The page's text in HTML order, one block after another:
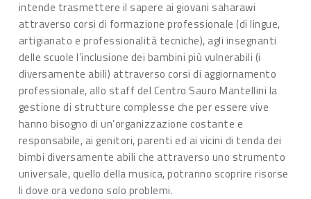
intende trasmettere il sapere ai giovani saharawi
attraverso corsi di formazione professionale (di lingue,
artigianato e professionalità tecniche), agli insegnanti
delle scuole l’inclusione dei bambini più vulnerabili (i
diversamente abili) attraverso corsi di aggiornamento
professionale, allo staff del Centro Sauro Mantellini la
gestione di strutture complesse che per essere vive
hanno bisogno di un’organizzazione costante e
responsabile, ai genitori, parenti ed ai vicini di tenda dei
bimbi diversamente abili che attraverso uno strumento
universale, quello della musica, potranno scoprire risorse
li dove ora vedono solo problemi.